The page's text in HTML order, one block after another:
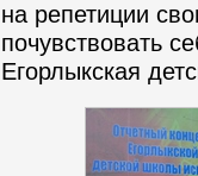
на репетиции
почувствовать
Егорлыкская